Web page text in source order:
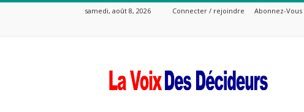
samedi, août 8, 2026 Connecter / rejoindre Abonnez-Vous
Voix
Des